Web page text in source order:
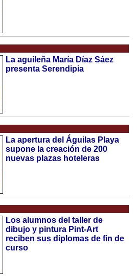
La aguileña María Díaz Sáez
presenta Serendipia
La apertura del Águilas Playa
supone la creación de 200
nuevas plazas hoteleras
Los alumnos del taller de
dibujo y pintura Pint-Art
reciben sus diplomas de fin de
curso